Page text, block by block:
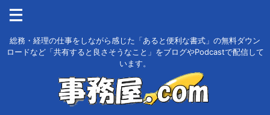
総務・経理の仕事をしながら感じた「あると便利な書式」の無料ダウン
ロードなど「共有すると良さそうなこと」をブログやPodcastで配信して
います。